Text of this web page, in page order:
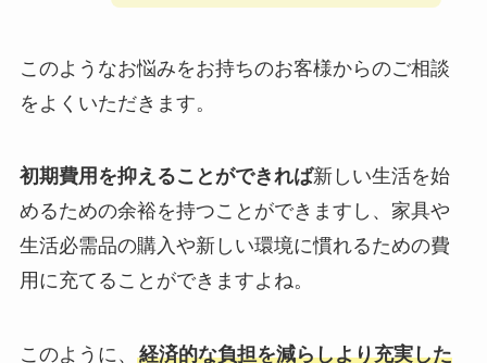
このようなお悩みをお持ちのお客様からのご相談
をよくいただきます。
初期費用を抑えることができれば新しい生活を始
めるための余裕を持つことができますし、家具や
生活必需品の購入や新しい環境に慣れるための費
用に充てることができますよね。
このように、 経済的な負担を減らしより充実した